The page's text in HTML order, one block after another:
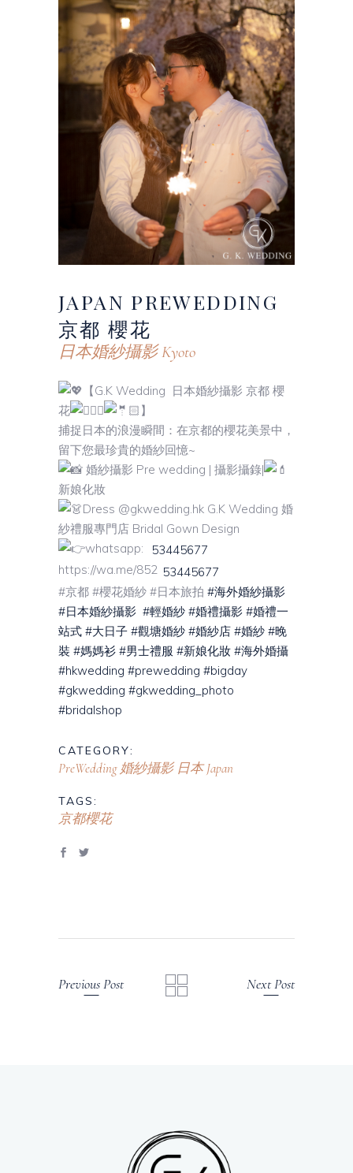
JAPAN PREWEDDING
京都 櫻花
日本婚紗攝影 Kyoto
【G.K Wedding 日本婚紗攝影 京都 櫻
花
】
捕捉日本的浪漫瞬間：在京都的櫻花美景中，
留下您最珍貴的婚紗回憶~
婚紗攝影 Pre wedding | 攝影攝錄|
新娘化妝
Dress @gkwedding.hk G.K Wedding 婚
紗禮服專門店 Bridal Gown Design
whatsapp:
53445677
https://wa.me/852 53445677
#京都 #櫻花婚紗 #日本旅拍 #海外婚紗攝影
#日本婚紗攝影 #輕婚紗 #婚禮攝影 #婚禮一
站式 #大日子 #觀塘婚紗 #婚紗店 #婚紗 #晚
裝 #媽媽衫 #男士禮服 #新娘化妝 #海外婚攝
#hkwedding #prewedding #bigday
#gkwedding #gkwedding_photo
#bridalshop
CATEGORY:
PreWedding 婚紗攝影 日本 Japan
TAGS:
京都櫻花
Previous Post Next Post